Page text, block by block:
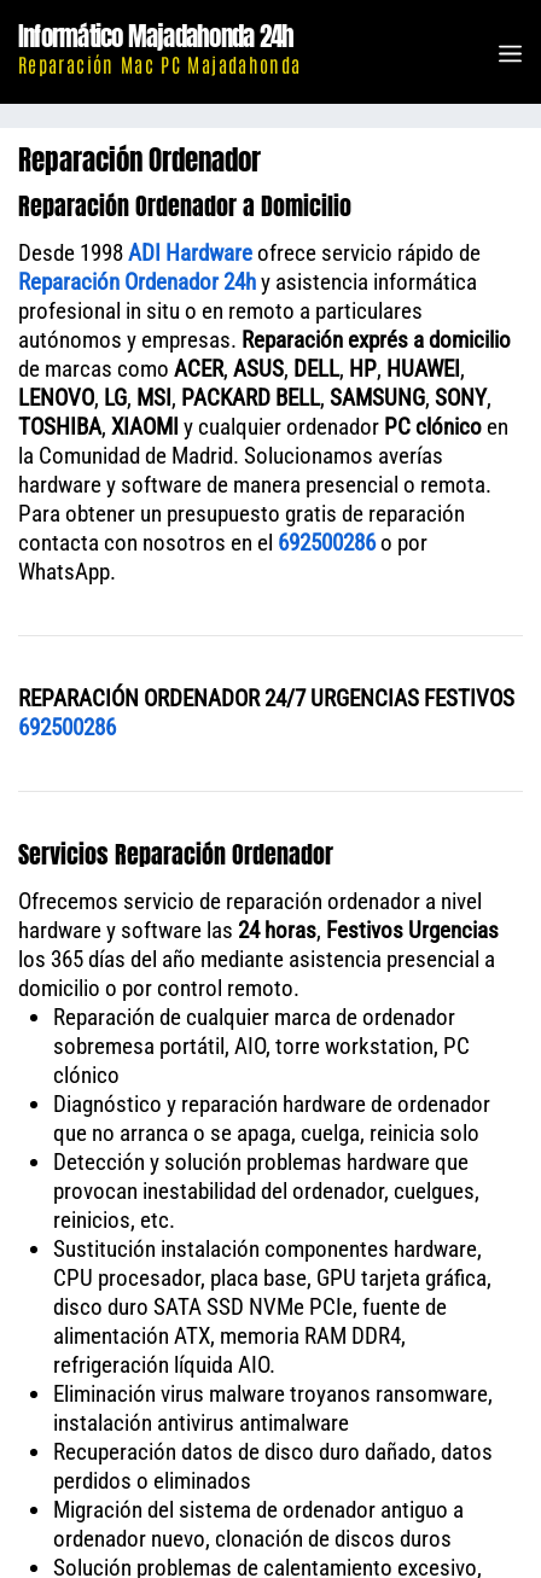
contenido
Informático Majadahonda 24h
Reparación Mac PC Majadahonda
Reparación Ordenador
Reparación Ordenador a Domicilio
Desde 1998ADI Hardwareofrece servicio rápido de
Reparación Ordenador 24hy asistencia informática
profesional in situ o en remoto a particulares
autónomos y empresas. Reparación exprés a domicilio
de marcas como ACER, ASUS, DELL, HP, HUAWEI,
LENOVO, LG, MSI, PACKARD BELL, SAMSUNG, SONY,
TOSHIBA, XIAOMI y cualquier ordenador PC clónico en
la Comunidad de Madrid. Solucionamos averías
hardware y software de manera presencial o remota.
Para obtener un presupuesto gratis de reparación
contacta con nosotros en el 692500286o por
WhatsApp.
REPARACIÓN ORDENADOR 24/7 URGENCIAS FESTIVOS
692500286
Servicios Reparación Ordenador
Ofrecemos servicio de reparación ordenador a nivel
hardware y software las 24 horas, Festivos Urgencias
los 365 días del año mediante asistencia presencial a
domicilio o por control remoto.
Reparación de cualquier marca de ordenador
sobremesa portátil, AIO, torre workstation, PC
clónico
Diagnóstico y reparación hardware de ordenador
que no arranca o se apaga, cuelga, reinicia solo
Detección y solución problemas hardware que
provocan inestabilidad del ordenador, cuelgues,
reinicios, etc.
Sustitución instalación componentes hardware,
CPU procesador, placa base, GPU tarjeta gráfica,
disco duro SATA SSD NVMe PCIe, fuente de
alimentación ATX, memoria RAM DDR4,
refrigeración líquida AIO.
Eliminación virus malware troyanos ransomware,
instalación antivirus antimalware
Recuperación datos de disco duro dañado, datos
perdidos o eliminados
Migración del sistema de ordenador antiguo a
ordenador nuevo, clonación de discos duros
Solución problemas de calentamiento excesivo,